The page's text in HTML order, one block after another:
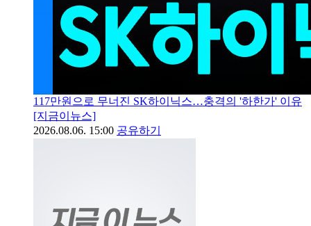
117만원으로 무너진 SK하이닉스…충격의 '하한가' 이유
[지금이뉴스]
2026.08.06. 15:00 공유하기